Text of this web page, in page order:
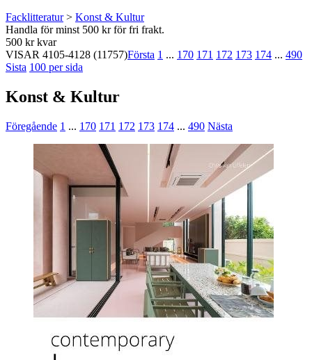
Facklitteratur> Konst & Kultur
Handla för minst 500 kr för fri frakt.
500 kr kvar
VISAR 4105-4128 (11757)Första 1 ... 170 171 172 173 174 ... 490
Sista 100 per sida
Konst & Kultur
Föregående 1 ... 170 171 172 173 174 ... 490 Nästa